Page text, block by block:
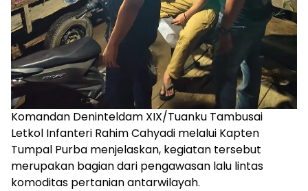
Komandan Deninteldam XIX/Tuanku Tambusai
Letkol Infanteri Rahim Cahyadi melalui Kapten
Tumpal Purba menjelaskan, kegiatan tersebut
merupakan bagian dari pengawasan lalu lintas
komoditas pertanian antarwilayah.